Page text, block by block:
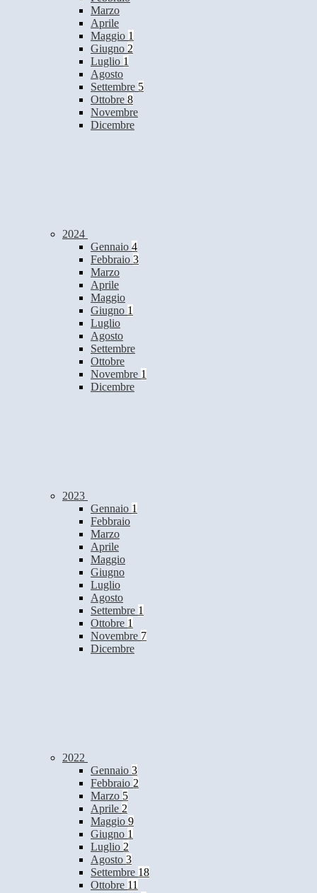
Marzo
Aprile
Maggio 1
Giugno 2
Luglio 1
Agosto
Settembre 5
Ottobre 8
Novembre
Dicembre
2024
Gennaio 4
Febbraio 3
Marzo
Aprile
Maggio
Giugno 1
Luglio
Agosto
Settembre
Ottobre
Novembre 1
Dicembre
2023
Gennaio 1
Febbraio
Marzo
Aprile
Maggio
Giugno
Luglio
Agosto
Settembre 1
Ottobre 1
Novembre 7
Dicembre
2022
Gennaio 3
Febbraio 2
Marzo 5
Aprile 2
Maggio 9
Giugno 1
Luglio 2
Agosto 3
Settembre 18
Ottobre 11